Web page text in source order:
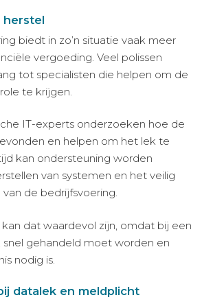
herstel
biedt in zo’n situatie vaak meer
vergoeding. Veel polissen
tot specialisten die helpen om de
te krijgen.
IT-experts onderzoeken hoe de
en helpen om het lek te
kan ondersteuning worden
van systemen en het veilig
de bedrijfsvoering.
dat waardevol zijn, omdat bij een
gehandeld moet worden en
nodig is.
datalek en meldplicht